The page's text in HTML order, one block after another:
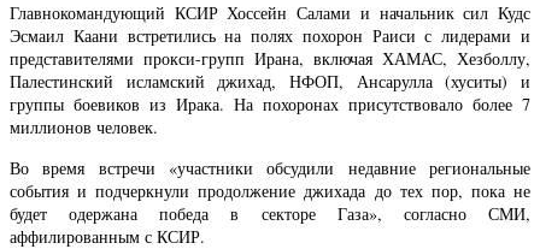
Главнокомандующий КСИР Хоссейн Салами и начальник сил Кудс
Эсмаил Каани встретились на полях похорон Раиси с лидерами и
представителями прокси-групп Ирана, включая ХАМАС, Хезболлу,
Палестинский исламский джихад, НФОП, Ансарулла (хуситы) и
группы боевиков из Ирака. На похоронах присутствовало более 7
миллионов человек.
Во время встречи «участники обсудили недавние региональные
события и подчеркнули продолжение джихада до тех пор, пока не
будет одержана победа в секторе Газа», согласно СМИ,
аффилированным с КСИР.